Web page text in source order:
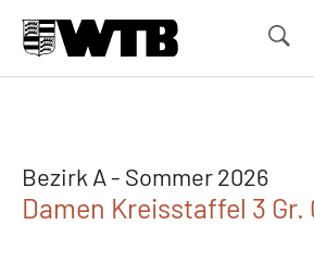
Bezirk A - Sommer 2026
Damen Kreisstaffel 3 Gr.